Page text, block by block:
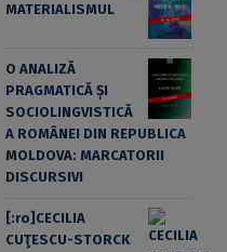
MATERIALISMUL
O ANALIZĂ
PRAGMATICĂ ȘI
SOCIOLINGVISTICĂ
A ROMÂNEI DIN REPUBLICA
MOLDOVA: MARCATORII
DISCURSIVI
[:ro]CECILIA
CUŢESCU-STORCK